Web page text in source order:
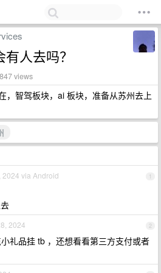
人去吗？
views
，智驾板块，ai 板块，准备从苏州去上
1
2024 via Android
2
2024
礼品挂 tb ，还想看看第三方支付或者